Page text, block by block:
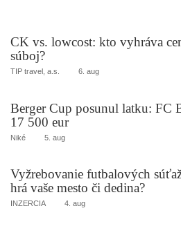
CK vs. lowcost: kto vyhráva
súboj?
TIP travel, a.s. 6. aug
Berger Cup posunul latku: FC
17 500 eur
Niké 5. aug
Vyžrebovanie futbalových
hrá vaše mesto či dedina?
INZERCIA 4. aug